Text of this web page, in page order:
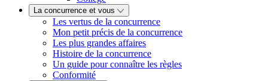
La concurrence et vous
Les vertus de la concurrence
Mon petit précis de la concurrence
Les plus grandes affaires
Histoire de la concurrence
Un guide pour connaître les règles
Conformité